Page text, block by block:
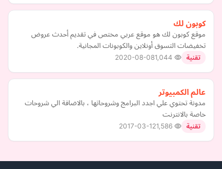
كوبون لك
موقع كوبون لك هو موقع عربي مختص في تقديم أحدث عروض
تخفيضات التسوق أونلاين والكوبونات المجانية.
تقنية 2020-08-08
عالم الكمبيوتر
مدونة تحتوي علي اجدد البرامج وشروحاتها ، بالاضافة الي شروحات
خاصة بالانترنت
تقنية 2017-03-12